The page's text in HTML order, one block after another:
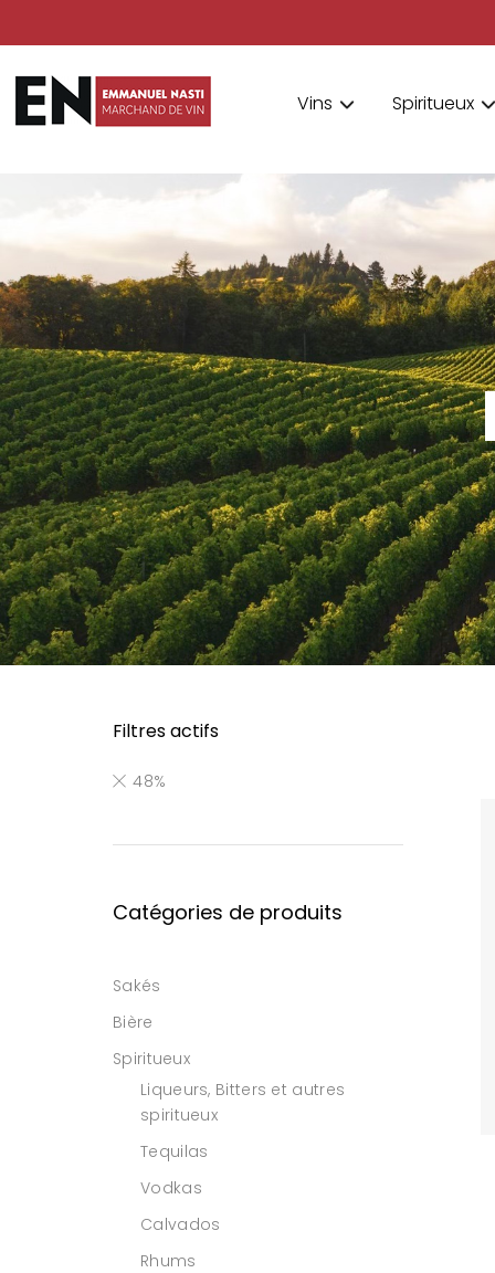
Vins Spiritueux
Filtres actifs
48%
Catégories de produits
Sakés
Bière
Spiritueux
Liqueurs, Bitters et autres
spiritueux
Tequilas
Vodkas
Calvados
Rhums